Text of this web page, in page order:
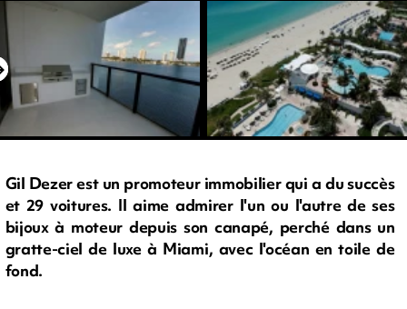
Gil Dezer est un promoteur immobilier qui a du succès
et 29 voitures. Il aime admirer l'un ou l'autre de ses
bijoux à moteur depuis son canapé, perché dans un
gratte-ciel de luxe à Miami, avec l'océan en toile de
fond.